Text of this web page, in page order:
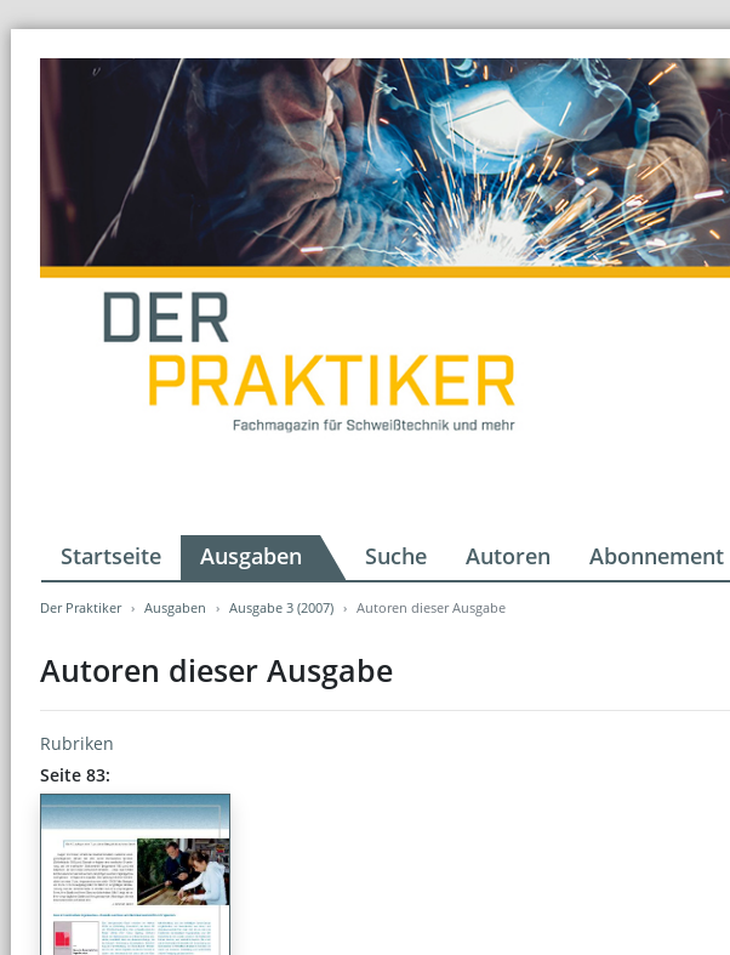
Startseite Ausgaben Suche Autoren Abonnement
Der Praktiker Ausgaben Ausgabe 3 (2007) Autoren dieser Ausgabe
Autoren dieser Ausgabe
Rubriken
Seite 83: